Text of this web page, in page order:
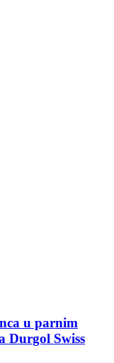
u parnim
Durgol Swiss